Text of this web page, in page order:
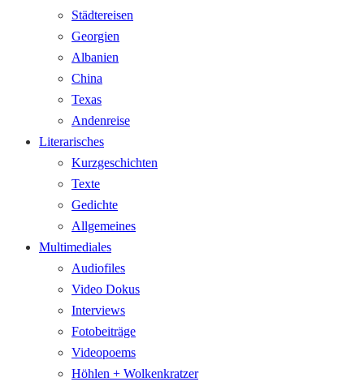
Städtereisen
Georgien
Albanien
China
Texas
Andenreise
Literarisches
Kurzgeschichten
Texte
Gedichte
Allgemeines
Multimediales
Audiofiles
Video Dokus
Interviews
Fotobeiträge
Videopoems
Höhlen + Wolkenkratzer